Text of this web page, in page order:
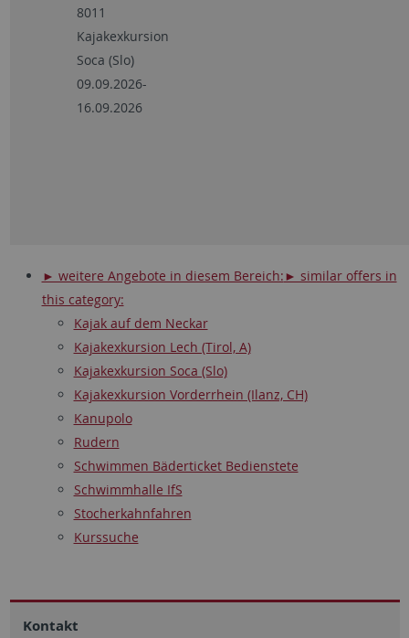
8011
Kajakexkursion
Soca (Slo)
09.09.2026-
16.09.2026
► weitere Angebote in diesem Bereich:► similar offers in
this category:
Kajak auf dem Neckar
Kajakexkursion Lech (Tirol, A)
Kajakexkursion Soca (Slo)
Kajakexkursion Vorderrhein (Ilanz, CH)
Kanupolo
Rudern
Schwimmen Bäderticket Bedienstete
Schwimmhalle IfS
Stocherkahnfahren
Kurssuche
Kontakt